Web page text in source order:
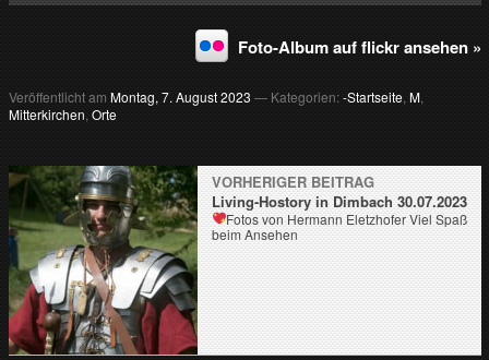
Foto-Album auf flickr ansehen »
Veröffentlicht am Montag, 7. August 2023 — Kategorien:-Startseite, M,
Mitterkirchen, Orte
VORHERIGER BEITRAG
Living-Hostory in Dimbach 30.07.2023
Fotos von Hermann EletzhoferViel Spaß
beim Ansehen